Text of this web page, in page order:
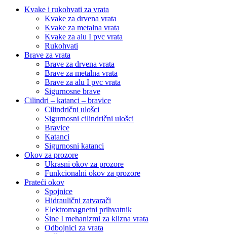
Kvake i rukohvati za vrata
Kvake za drvena vrata
Kvake za metalna vrata
Kvake za alu I pvc vrata
Rukohvati
Brave za vrata
Brave za drvena vrata
Brave za metalna vrata
Brave za alu I pvc vrata
Sigurnosne brave
Cilindri – katanci – bravice
Cilindrični ulošci
Sigurnosni cilindrični ulošci
Bravice
Katanci
Sigurnosni katanci
Okov za prozore
Ukrasni okov za prozore
Funkcionalni okov za prozore
Prateći okov
Spojnice
Hidraulični zatvarači
Elektromagnetni prihvatnik
Šine I mehanizmi za klizna vrata
Odbojnici za vrata